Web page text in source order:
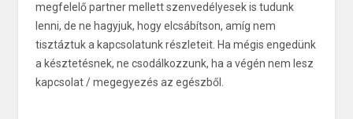
megfelelő partner mellett szenvedélyesek is tudunk
lenni, de ne hagyjuk, hogy elcsábítson, amíg nem
tisztáztuk a kapcsolatunk részleteit. Ha mégis engedünk
a késztetésnek, ne csodálkozzunk, ha a végén nem lesz
kapcsolat / megegyezés az egészből.